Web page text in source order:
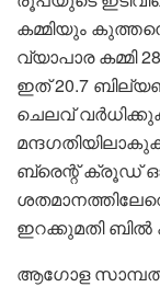
കമ്മിയും
വ്യാപാര കമ്മി
ഇത് 20.7
ചെലവ്
ബ്രെന്റ് ക്രൂഡ്
ഇറക്കുമതി ബിൽ
ആഗോള